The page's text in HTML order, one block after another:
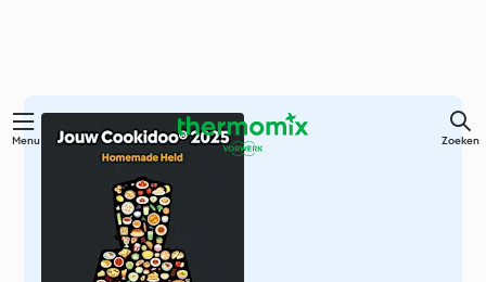
Overslaan
Menu Zoeken